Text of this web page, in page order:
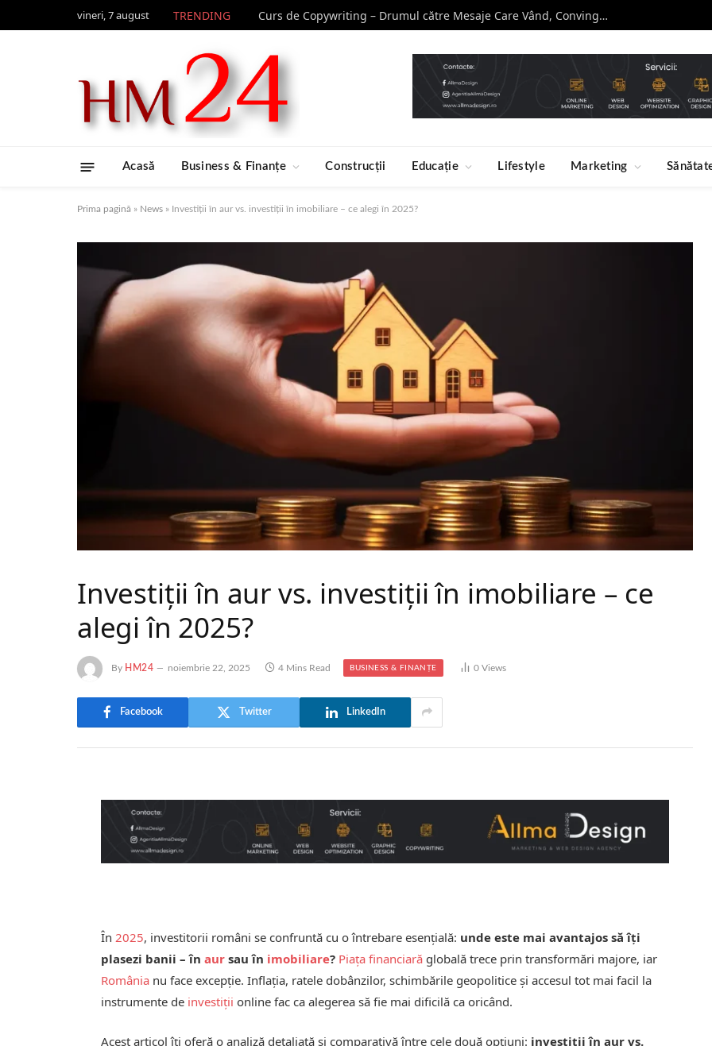
vineri, 7 august TRENDING Curs de Copywriting – Drumul către Mesaje Care Vând, Conving și Construiesc Branduri Puternice
Acasă Business & Finanțe Construcții Educație Lifestyle Marketing
Prima pagină » News » Investiții în aur vs. investiții în imobiliare – ce alegi în 2025?
Investiții în aur vs. investiții în imobiliare – ce
alegi în 2025?
By HM24 noiembrie 22, 2025 4 Mins Read BUSINESS & FINANȚE 0 Views
Facebook Twitter LinkedIn
În 2025, investitorii români se confruntă cu o întrebare esențială: unde este mai avantajos să îți
plasezi banii – înaur sau în imobiliare? Piața financiară globală trece prin transformări majore, iar
România nu face excepție. Inflația, ratele dobânzilor, schimbările geopolitice și accesul tot mai facil la
instrumente de investiții online fac ca alegerea să fie mai dificilă ca oricând.
Acest articol îți oferă o analiză detaliată și comparativă între cele două opțiuni: investiții în aur vs.